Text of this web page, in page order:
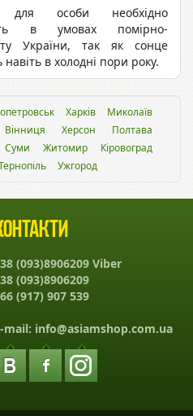
для особи необхідно
в умовах помірно-
України, так як сонце
в холодні пори року.
Харків
Миколаїв
Вінниця Херсон
Полтава
Суми Житомир
Кіровоград
Ужгород
(093)8906209 Viber
(093)8906209
(917) 907 539
mail: info@asiamshop.com.ua